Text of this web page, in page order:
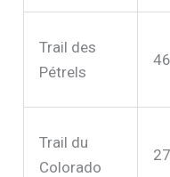
Trail des
Pétrels
Trail du
Colorado